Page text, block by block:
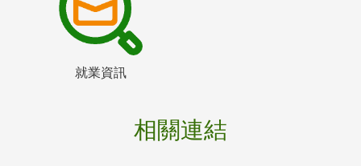
就業資訊
相關連結